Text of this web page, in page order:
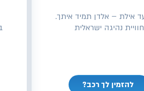
אילת – אלדן תמיד איתך.
חוויית נהיגה ישראלית
להזמין לך רכב?